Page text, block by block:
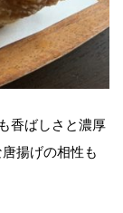
香ばしさと濃厚
揚げの相性も